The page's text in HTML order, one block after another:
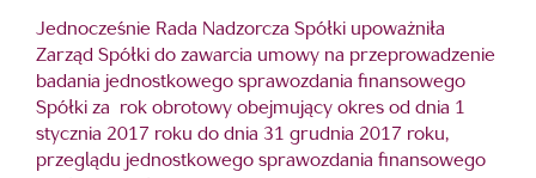
Jednocześnie Rada Nadzorcza Spółki upoważniła
Zarząd Spółki do zawarcia umowy na przeprowadzenie
badania jednostkowego sprawozdania finansowego
Spółki za rok obrotowy obejmujący okres od dnia 1
stycznia 2017 roku do dnia 31 grudnia 2017 roku,
przeglądu jednostkowego sprawozdania finansowego